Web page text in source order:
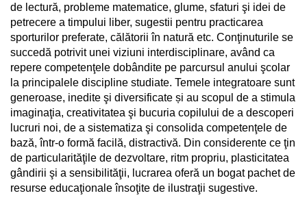
de lectură, probleme matematice, glume, sfaturi şi idei de
petrecere a timpului liber, sugestii pentru practicarea
sporturilor preferate, călătorii în natură etc. Conţinuturile se
succedă potrivit unei viziuni interdisciplinare, având ca
repere competenţele dobândite pe parcursul anului şcolar
la principalele discipline studiate. Temele integratoare sunt
generoase, inedite şi diversificate și au scopul de a stimula
imaginaţia, creativitatea şi bucuria copilului de a descoperi
lucruri noi, de a sistematiza şi consolida competenţele de
bază, într-o formă facilă, distractivă. Din considerente ce ţin
de particularităţile de dezvoltare, ritm propriu, plasticitatea
gândirii şi a sensibilităţii, lucrarea oferă un bogat pachet de
resurse educaţionale însoţite de ilustraţii sugestive.